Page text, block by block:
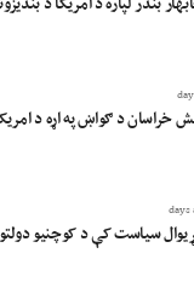
خراسان د ګواښ په اړه د
سیاست کې د کوچنیو